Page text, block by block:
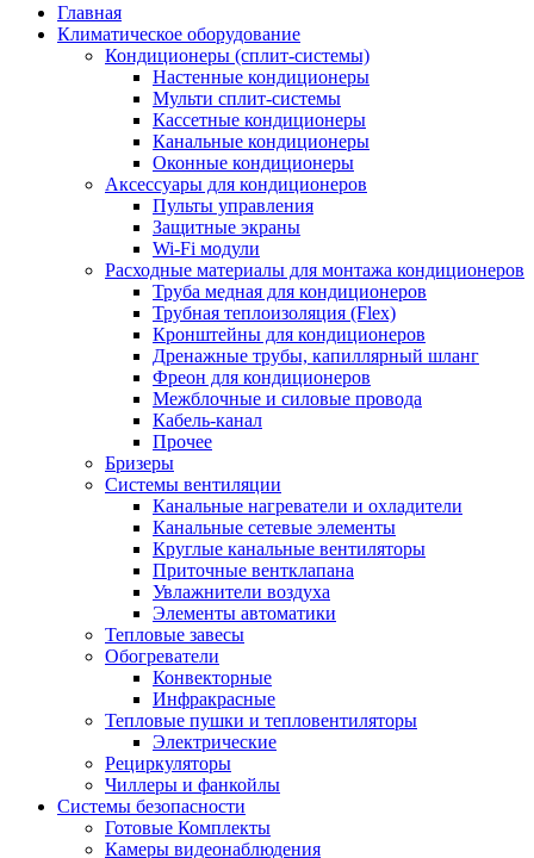
Главная
Климатическое оборудование
Кондиционеры (сплит-системы)
Настенные кондиционеры
Мульти сплит-системы
Кассетные кондиционеры
Канальные кондиционеры
Оконные кондиционеры
Аксессуары для кондиционеров
Пульты управления
Защитные экраны
Wi-Fi модули
Расходные материалы для монтажа кондиционеров
Труба медная для кондиционеров
Трубная теплоизоляция (Flex)
Кронштейны для кондиционеров
Дренажные трубы, капиллярный шланг
Фреон для кондиционеров
Межблочные и силовые провода
Кабель-канал
Прочее
Бризеры
Системы вентиляции
Канальные нагреватели и охладители
Канальные сетевые элементы
Круглые канальные вентиляторы
Приточные вентклапана
Увлажнители воздуха
Элементы автоматики
Тепловые завесы
Обогреватели
Конвекторные
Инфракрасные
Тепловые пушки и тепловентиляторы
Электрические
Рециркуляторы
Чиллеры и фанкойлы
Системы безопасности
Готовые Комплекты
Камеры видеонаблюдения